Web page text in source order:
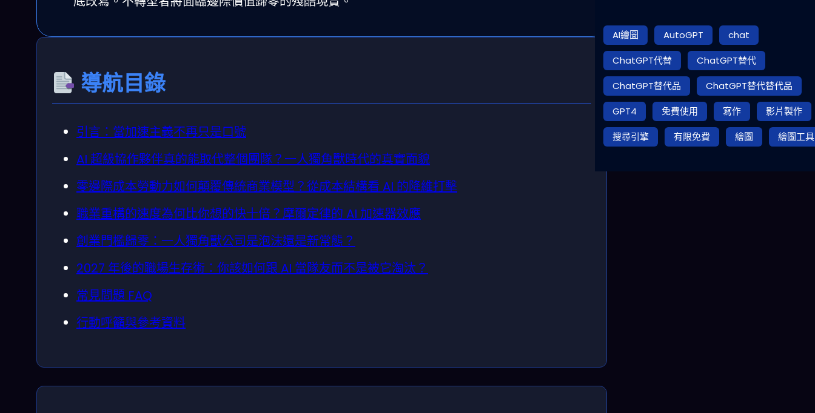
導航目錄
引言：當加速主義不再只是口號
AI 超級協作夥伴真的能取代整個團隊？一人獨角獸時代的真實面貌
零邊際成本勞動力如何顛覆傳統商業模型？從成本結構看 AI 的降維打擊
職業重構的速度為何比你想的快十倍？摩爾定律的 AI 加速器效應
創業門檻歸零：一人獨角獸公司是泡沫還是新常態？
2027 年後的職場生存術：你該如何跟 AI 當隊友而不是被它淘汰？
常見問題 FAQ
行動呼籲與參考資料
AI繪圖 AutoGPT
chat
ChatGPT代替
ChatGPT替代
ChatGPT替代品
ChatGPT替代替代品
GPT4
免費使用 寫作
影片製作
搜尋引擎
有限免費 繪圖 繪圖工具